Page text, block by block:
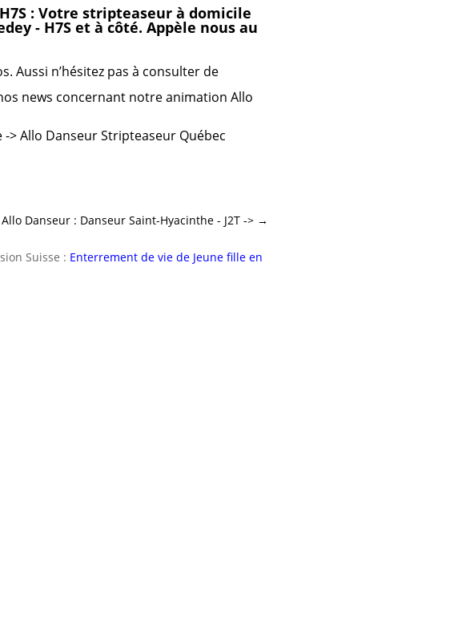
: Votre stripteaseur à domicile
- H7S et à côté. Appèle nous au
Aussi n’hésitez pas à consulter de
news concernant notre animation Allo
->Allo Danseur Stripteaseur Québec
Allo Danseur : Danseur Saint-Hyacinthe - J2T -> →
Suisse : Enterrement de vie de Jeune fille en